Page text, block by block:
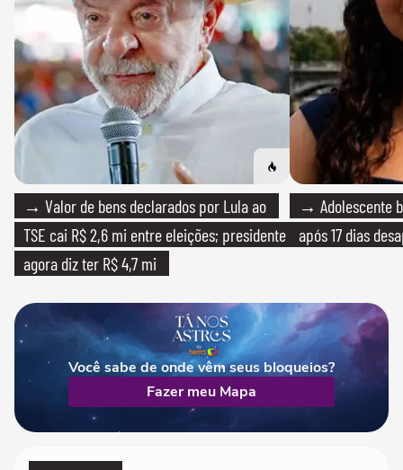
→ Valor de bens declarados por Lula ao
TSE cai R$ 2,6 mi entre eleições; presidente
agora diz ter R$ 4,7 mi
→ Adolescente
após 17 dias
Você sabe de onde vêm seus bloqueios?
Fazer meu Mapa